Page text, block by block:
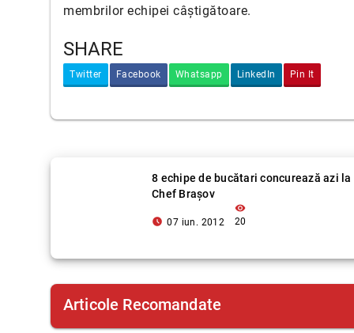
membrilor echipei câștigătoare.
SHARE
Twitter Facebook Whatsapp LinkedIn Pin It
8 echipe de bucătari concurează azi
Chef Braşov
access_time_filled 07 iun. 2012
visibility
20
Articole Recomandate